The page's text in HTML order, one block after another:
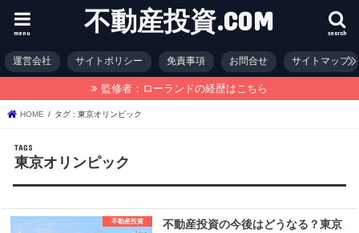
不動産投資.COM search
menu
運営会社 サイトポリシー 免責事項 お問合せ サイトマップ
監修者：ローランドの経歴はこちら
HOME タグ : 東京オリンピック
東京オリンピック
不動産投資
不動産投資の今後はどうなる？東京